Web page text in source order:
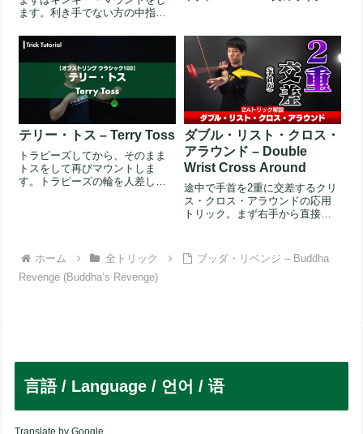
ます。利き手でない方の中指を
と中央の...
テリー・トス – Terry Toss
トラピーズしてから、そのまま
トスをして再びマウントしま
す。トラピーズの輪を人差し指
ダブル・リスト・クロス・
アラウンド – Double
Wrist Cross Around
途中で手首を2重に交差するクリ
ス・クロス・アラウンドの応用
トリック。まず右手から直接左
ホーム
全トリック
ブッダ・リベンジ – Buddha
Revenge (Buddha’s Revenge)
言語 / Language / 언어 / 语